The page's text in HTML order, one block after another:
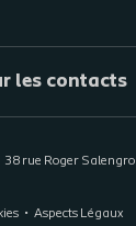
les contacts
38 rue Roger Salengro
Aspects Légaux